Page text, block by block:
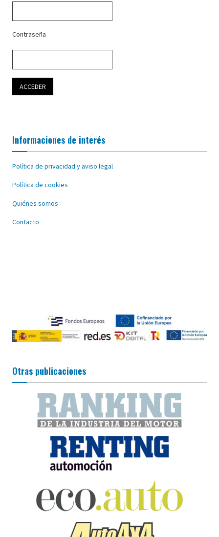
Contraseña
Informaciones de interés
Política de privacidad y aviso legal
Política de cookies
Quiénes somos
Contacto
Otras publicaciones